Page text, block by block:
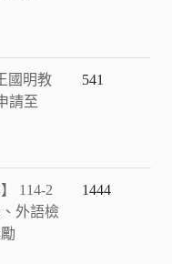
國明教
請至
541
114-2
外語檢
1444